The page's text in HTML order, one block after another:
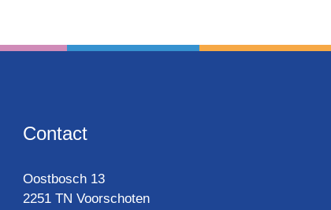
Contact
Oost­bosch 13
2251 TN Voorschoten